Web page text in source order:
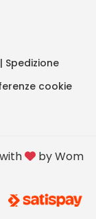
Spedizione
cookie
byWom